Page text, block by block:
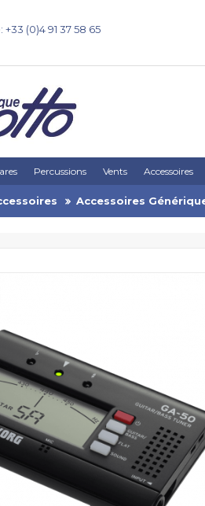
(0)4 91 37 58 65
Percussions Vents Accessoires
Accessoires